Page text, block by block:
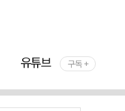
유튜브 구독 +